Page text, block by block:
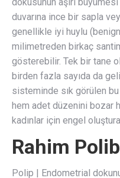
duvarına ince bir sapla
genellikle iyi huylu
milimetreden birkaç
gösterebilir. Tek bir tane
birden fazla sayıda da
sisteminde sık görülen
hem adet düzenini bozar
kadınlar için engel
Rahim
Polip | Endometrial